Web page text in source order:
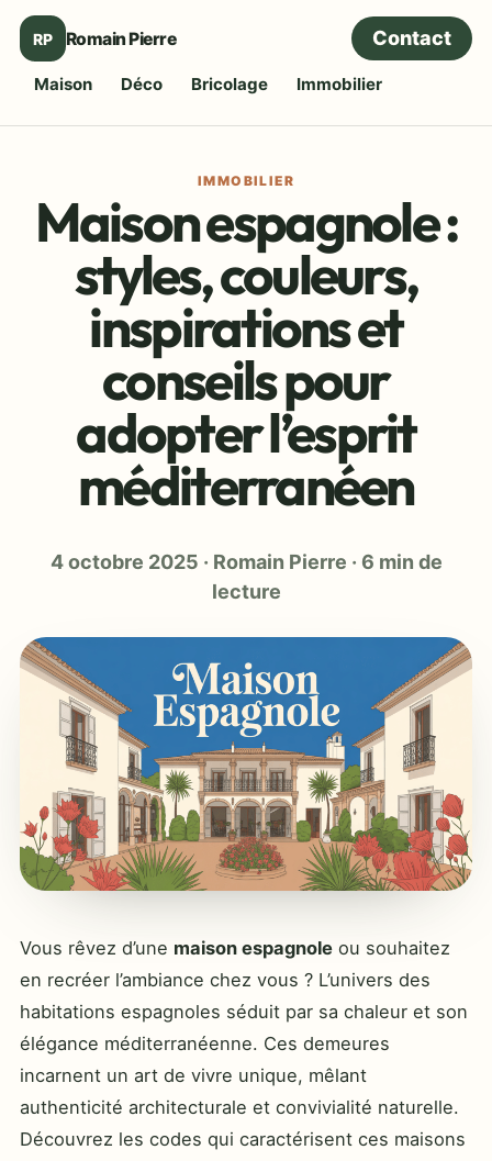
RP Romain Pierre
Maison Déco Bricolage Immobilier
Contact
IMMOBILIER
Maison espagnole :
styles, couleurs,
inspirations et
conseils pour
adopter l’esprit
méditerranéen
4 octobre 2025 · Romain Pierre · 6 min de
lecture
Vous rêvez d’une maison espagnole ou souhaitez
en recréer l’ambiance chez vous ? L’univers des
habitations espagnoles séduit par sa chaleur et son
élégance méditerranéenne. Ces demeures
incarnent un art de vivre unique, mêlant
authenticité architecturale et convivialité naturelle.
Découvrez les codes qui caractérisent ces maisons